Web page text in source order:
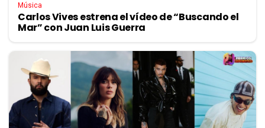
Música
Carlos Vives estrena el vídeo de “Buscando el
Mar” con Juan Luis Guerra